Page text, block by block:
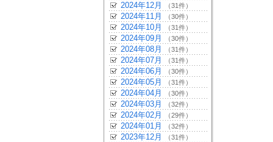
2024年12月 （31件）
2024年11月 （30件）
2024年10月 （31件）
2024年09月 （30件）
2024年08月 （31件）
2024年07月 （31件）
2024年06月 （30件）
2024年05月 （31件）
2024年04月 （30件）
2024年03月 （32件）
2024年02月 （29件）
2024年01月 （32件）
2023年12月 （31件）